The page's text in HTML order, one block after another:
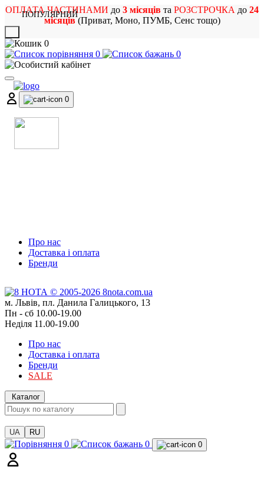
ОПЛАТА ЧАСТИНАМИ до 3 місяців та РОЗСТРОЧКА до 24
місяців(Приват, Моно, ПУМБ, Сенс тощо)
0
0
0
0
Про нас
Доставка і оплата
Бренди
м. Львів, пл. Данила Галицького, 13
Пн - сб 10.00-19.00
Неділя 11.00-19.00
Про нас
Доставка і оплата
Бренди
SALE
Каталог
UA RU
0 0 0
ПОПУЛЯРНИЙ